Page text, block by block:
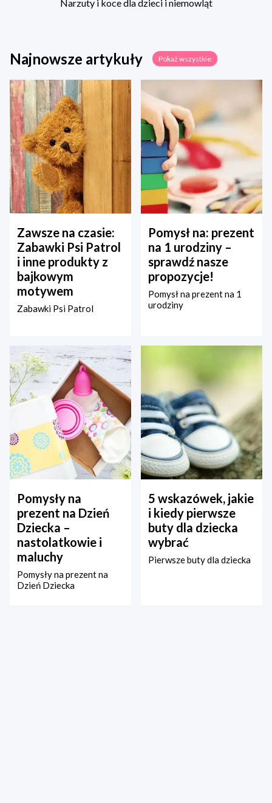
Narzuty i koce dla dzieci i niemowląt
Najnowsze artykuły Pokaż wszystkie
Zawsze na czasie:
Zabawki Psi Patrol
i inne produkty z
bajkowym
motywem
Zabawki Psi Patrol
Pomysł na: prezent
na 1 urodziny –
sprawdź nasze
propozycje!
Pomysł na prezent na 1
urodziny
Pomysły na
prezent na Dzień
Dziecka –
nastolatkowie i
maluchy
Pomysły na prezent na
Dzień Dziecka
5 wskazówek, jakie
i kiedy pierwsze
buty dla dziecka
wybrać
Pierwsze buty dla dziecka